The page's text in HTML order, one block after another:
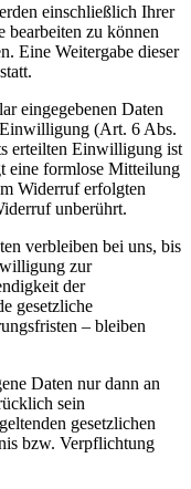
einschließlich Ihrer
bearbeiten zu können
Eine Weitergabe dieser
eingegebenen Daten
(Art. 6 Abs.
erteilten Einwilligung ist
eine formlose Mitteilung
Widerruf erfolgten
unberührt.
verbleiben bei uns, bis
zur
der
gesetzliche
– bleiben
Daten nur dann an
sein
gesetzlichen
bzw. Verpflichtung